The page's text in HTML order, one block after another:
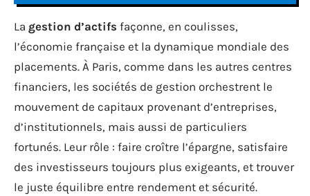
La gestion d’actifs façonne, en coulisses,
l’économie française et la dynamique mondiale des
placements. À Paris, comme dans les autres centres
financiers, les sociétés de gestion orchestrent le
mouvement de capitaux provenant d’entreprises,
d’institutionnels, mais aussi de particuliers
fortunés. Leur rôle : faire croître l’épargne, satisfaire
des investisseurs toujours plus exigeants, et trouver
le juste équilibre entre rendement et sécurité.